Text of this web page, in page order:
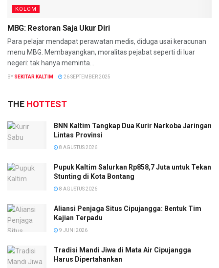
KOLOM
MBG: Restoran Saja Ukur Diri
Para pelajar mendapat perawatan medis, diduga usai keracunan
menu MBG. Membayangkan, moralitas pejabat seperti di luar
negeri: tak hanya meminta...
BY SEKITAR KALTIM 26 SEPTEMBER 2025
THE HOTTEST
BNN Kaltim Tangkap Dua Kurir Narkoba Jaringan
Lintas Provinsi
8 AGUSTUS 2026
Pupuk Kaltim Salurkan Rp858,7 Juta untuk Tekan
Stunting di Kota Bontang
8 AGUSTUS 2026
Aliansi Penjaga Situs Cipujangga: Bentuk Tim
Kajian Terpadu
9 JUNI 2026
Tradisi Mandi Jiwa di Mata Air Cipujangga
Harus Dipertahankan